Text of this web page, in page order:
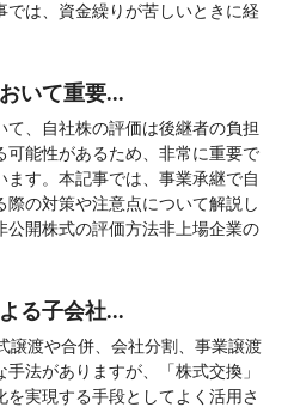
では、資金繰りが苦しいときに経
いて重要...
て、自社株の評価は後継者の負担
可能性があるため、非常に重要で
ます。本記事では、事業承継で自
際の対策や注意点について解説し
公開株式の評価方法非上場企業の
る子会社...
譲渡や合併、会社分割、事業譲渡
手法がありますが、「株式交換」
を実現する手段としてよく活用さ